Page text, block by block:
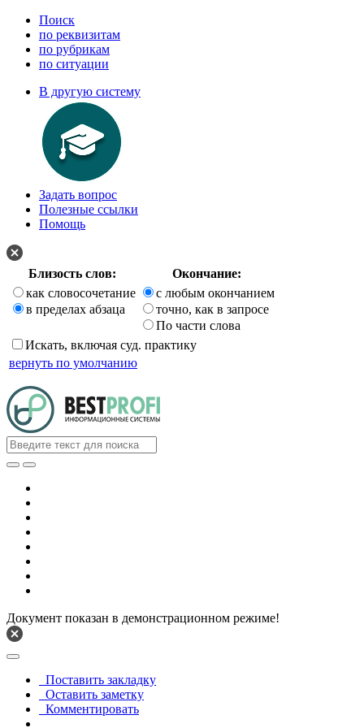
Поиск
по реквизитам
по рубрикам
по ситуации
В другую систему
Задать вопрос
Полезные ссылки
Помощь
Близость слов:
Окончание:
как словосочетание
в пределах абзаца
с любым окончанием
точно, как в запросе
По части слова
Искать, включая суд. практику
вернуть по умолчанию
Документ показан в демонстрационном режиме!
Поставить закладку
Оставить заметку
Комментировать